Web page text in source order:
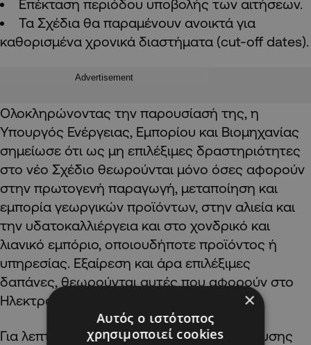
Επέκταση περιόδου υποβολής των αιτήσεων.
Τα Σχέδια θα παραμένουν ανοικτά για
καθορισμένα χρονικά διαστήματα (cut-off dates).
Advertisement
Ολοκληρώνοντας την παρουσίασή της, η
Υπουργός Ενέργειας, Εμπορίου και Βιομηχανίας
σημείωσε ότι ως μη επιλέξιμες δραστηριότητες
στο νέο Σχέδιο θεωρούνται μόνο όσες αφορούν
στην πρωτογενή παραγωγή, μεταποίηση και
εμπορία γεωργικών προϊόντων, στην αλιεία και
την υδατοκαλλιέργεια και στο χονδρικό και
λιανικό εμπόριο, οποιουδήποτε προϊόντος ή
υπηρεσίας. Εξαίρεση και άρα επιλέξιμες
δαπάνες, θεωρούνται αυτές που αφορούν στο
Ηλεκτρονικό Εμπόριο (e-Commerce).
Για λεπτομερή παρουσίαση Σχεδίου Ενίσχυσης
×
Αυτός ο ιστότοπος
χρησιμοποιεί cookies